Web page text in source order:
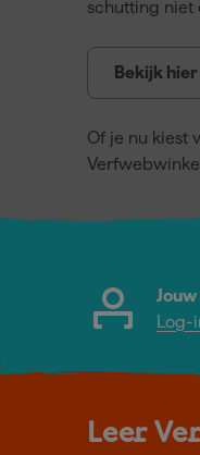
schutting niet
Bekijk
Of je nu kiest
Log-
Leer